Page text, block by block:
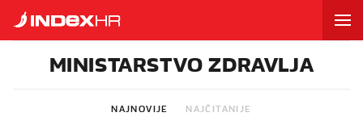
MINISTARSTVO ZDRAVLJA
NAJNOVIJE NAJČITANIJE